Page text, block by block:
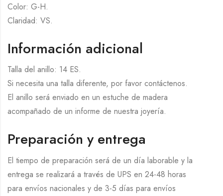
Color: G-H.
Claridad: VS.
Información adicional
Talla del anillo: 14 ES.
Si necesita una talla diferente, por favor contáctenos.
El anillo será enviado en un estuche de madera
acompañado de un informe de nuestra joyería.
Preparación y entrega
El tiempo de preparación será de un día laborable y la
entrega se realizará a través de UPS en 24-48 horas
para envíos nacionales y de 3-5 días para envíos